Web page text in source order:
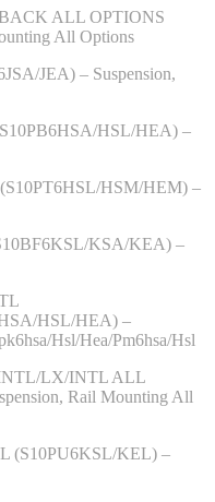
ALL OPTIONS
All Options
JEA) – Suspension,
HSL/HEA) –
HSM/HEM) –
KSA/KEA) –
HSL/HEA) –
Hsl/Hea/Pm6hsa/Hsl
LX/INTL ALL
Rail Mounting All
(S10PU6KSL/KEL) –